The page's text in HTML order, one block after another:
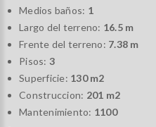
Medios baños: 1
Largo del terreno: 16.5 m
Frente del terreno: 7.38 m
Pisos: 3
Superficie: 130 m2
Construccion: 201 m2
Mantenimiento: 1100